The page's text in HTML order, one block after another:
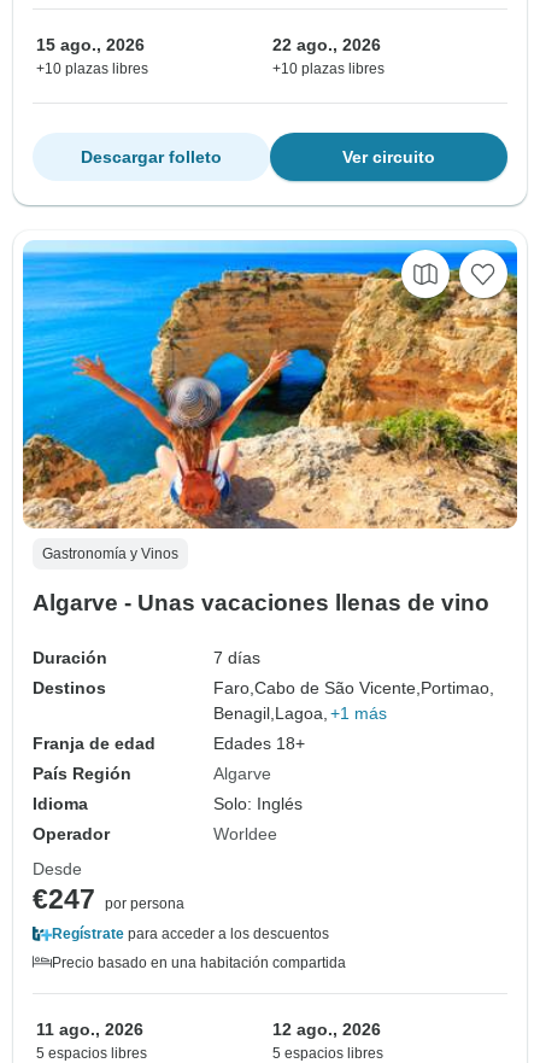
15 ago., 2026
+10 plazas libres
22 ago., 2026
+10 plazas libres
Ver circuito
Descargar folleto
Gastronomía y Vinos
Algarve - Unas vacaciones llenas de vino
Duración
7 días
Destinos
Faro,Cabo de São Vicente, Portimao,
Benagil, Lagoa, +1 más
Franja de edad
Edades 18+
País Región
Algarve
Idioma
Solo: Inglés
Operador
Worldee
Desde
€247
por persona
Regístrate para acceder a los descuentos
Precio basado en una habitación compartida
11 ago., 2026
5 espacios libres
12 ago., 2026
5 espacios libres